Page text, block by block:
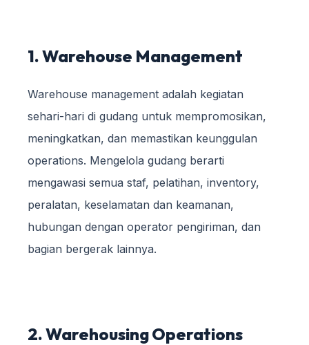
1. Warehouse Management
Warehouse management adalah kegiatan
sehari-hari di gudang untuk mempromosikan,
meningkatkan, dan memastikan keunggulan
operations. Mengelola gudang berarti
mengawasi semua staf, pelatihan, inventory,
peralatan, keselamatan dan keamanan,
hubungan dengan operator pengiriman, dan
bagian bergerak lainnya.
2. Warehousing Operations